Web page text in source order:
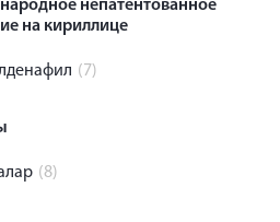
непатентованное
на кириллице
(7)
(8)